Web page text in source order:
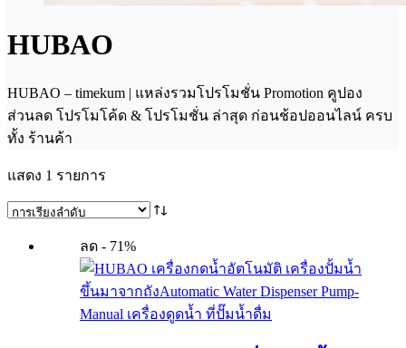
HUBAO
HUBAO – timekum | แหล่งรวมโปรโมชั่น Promotion คูปอง
ส่วนลด โปรโมโค้ด & โปรโมชั่น ล่าสุด ก่อนช้อปออนไลน์ ครบ
ทั้ง ร้านค้า
แสดง 1 รายการ
ลด - 71%